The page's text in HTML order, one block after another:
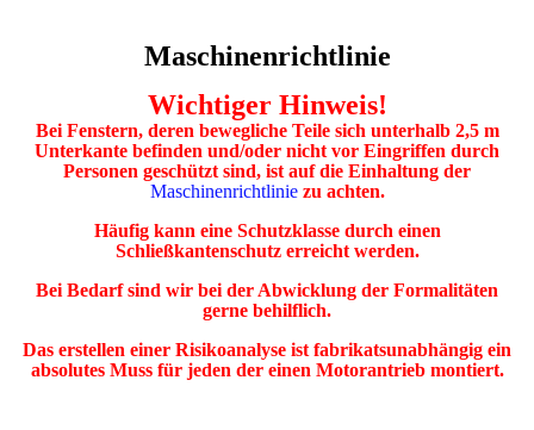
Maschinenrichtlinie
Wichtiger Hinweis!
Bei Fenstern, deren bewegliche Teile sich unterhalb 2,5 m
Unterkante befinden und/oder nicht vor Eingriffen durch
Personen geschützt sind, ist auf die Einhaltung der
Maschinenrichtliniezu achten.
Häufig kann eine Schutzklasse durch einen
Schließkantenschutz erreicht werden.
Bei Bedarf sind wir bei der Abwicklung der Formalitäten
gerne behilflich.
Das erstellen einer Risikoanalyse ist fabrikatsunabhängig ein
absolutes Muss für jeden der einen Motorantrieb montiert.